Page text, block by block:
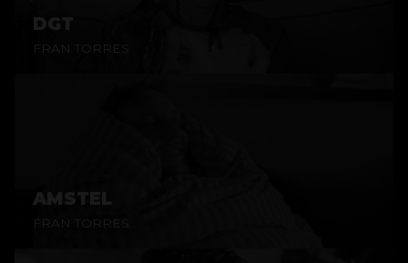
DGT
FRAN TORRES
AMSTEL
FRAN TORRES